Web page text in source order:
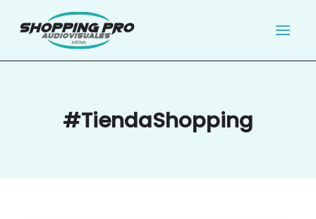
contenido
#TiendaShopping